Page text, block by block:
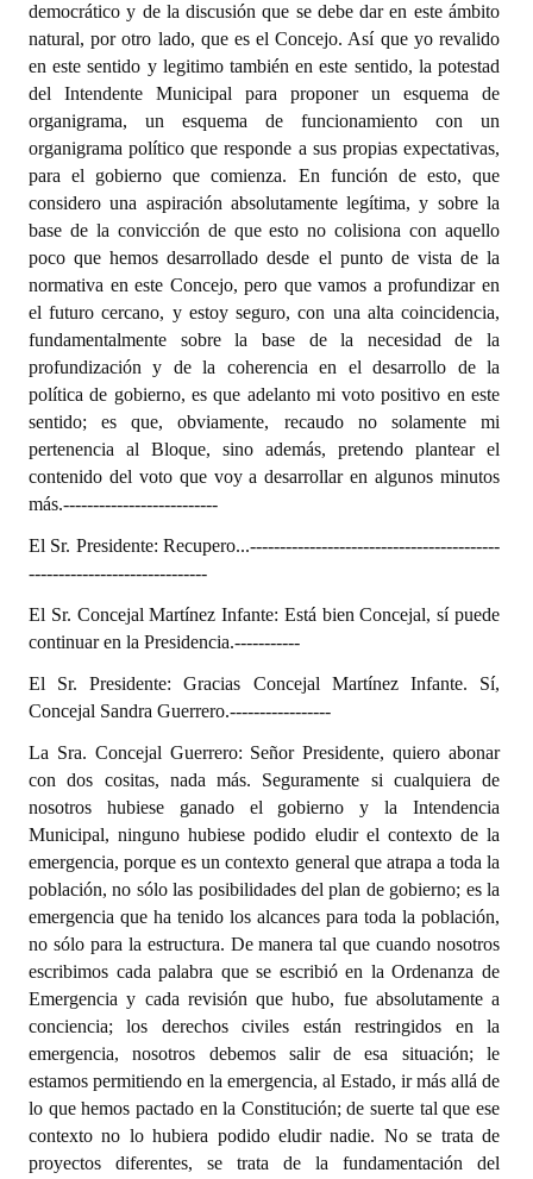
democrático y de la discusión que se debe dar en este ámbito
natural, por otro lado, que es el Concejo. Así que yo revalido
en este sentido y legitimo también en este sentido, la potestad
del Intendente Municipal para proponer un esquema de
organigrama, un esquema de funcionamiento con un
organigrama político que responde a sus propias expectativas,
para el gobierno que comienza. En función de esto, que
considero una aspiración absolutamente legítima, y sobre la
base de la convicción de que esto no colisiona con aquello
poco que hemos desarrollado desde el punto de vista de la
normativa en este Concejo, pero que vamos a profundizar en
el futuro cercano, y estoy seguro, con una alta coincidencia,
fundamentalmente sobre la base de la necesidad de la
profundización y de la coherencia en el desarrollo de la
política de gobierno, es que adelanto mi voto positivo en este
sentido; es que, obviamente, recaudo no solamente mi
pertenencia al Bloque, sino además, pretendo plantear el
contenido del voto que voy a desarrollar en algunos minutos
más.--------------------------
El Sr. Presidente: Recupero...------------------------------------------
------------------------------
El Sr. Concejal Martínez Infante: Está bien Concejal, sí puede
continuar en la Presidencia.-----------
El Sr. Presidente: Gracias Concejal Martínez Infante. Sí,
Concejal Sandra Guerrero.-----------------
La Sra. Concejal Guerrero: Señor Presidente, quiero abonar
con dos cositas, nada más. Seguramente si cualquiera de
nosotros hubiese ganado el gobierno y la Intendencia
Municipal, ninguno hubiese podido eludir el contexto de la
emergencia, porque es un contexto general que atrapa a toda la
población, no sólo las posibilidades del plan de gobierno; es la
emergencia que ha tenido los alcances para toda la población,
no sólo para la estructura. De manera tal que cuando nosotros
escribimos cada palabra que se escribió en la Ordenanza de
Emergencia y cada revisión que hubo, fue absolutamente a
conciencia; los derechos civiles están restringidos en la
emergencia, nosotros debemos salir de esa situación; le
estamos permitiendo en la emergencia, al Estado, ir más allá de
lo que hemos pactado en la Constitución; de suerte tal que ese
contexto no lo hubiera podido eludir nadie. No se trata de
proyectos diferentes, se trata de la fundamentación del